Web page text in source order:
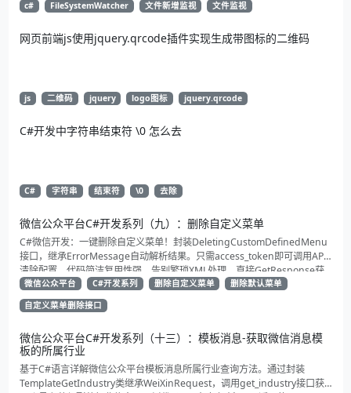
c# FileSystemWatcher 文件新增监视 文件监视
网页前端js使用jquery.qrcode插件实现生成带图标的二维码
js 二维码 jquery logo图标 jquery.qrcode
C#开发中字符串结束符 \0 怎么去
C# 字符串 结束符 \0 去除
微信公众平台C#开发系列（九）：删除自定义菜单
C#微信开发：一键删除自定义菜单！封装DeletingCustomDefinedMenu
接口，继承ErrorMessage自动解析结果。只需access_token即可调用API
清除配置。代码简洁复用性强，告别繁琐XML处理，直接GetResponse获
取状态。适合动态管理公众号的开发者，建议收藏备用！
微信公众平台 C#开发系列 删除自定义菜单
删除默认菜单
自定义菜单删除接口
微信公众平台C#开发系列（十三）：模板消息-获取微信消息模
板的所属行业
基于C#语言详解微信公众平台模板消息所属行业查询方法。通过封装
TemplateGetIndustry类继承WeiXinRequest，调用get_industry接口获